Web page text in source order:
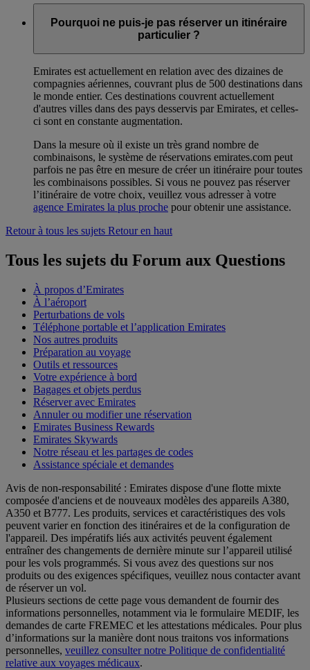
Pourquoi ne puis-je pas réserver un itinéraire
particulier ?
Emirates est actuellement en relation avec des dizaines de
compagnies aériennes, couvrant plus de 500 destinations dans
le monde entier. Ces destinations couvrent actuellement
d'autres villes dans des pays desservis par Emirates, et celles-
ci sont en constante augmentation.
Dans la mesure où il existe un très grand nombre de
combinaisons, le système de réservations emirates.com peut
parfois ne pas être en mesure de créer un itinéraire pour toutes
les combinaisons possibles. Si vous ne pouvez pas réserver
l’itinéraire de votre choix, veuillez vous adresser à votre
agence Emirates la plus proche pour obtenir une assistance.
Retour à tous les sujets Retour en haut
Tous les sujets du Forum aux Questions
À propos d’Emirates
À l’aéroport
Perturbations de vols
Téléphone portable et l’application Emirates
Nos autres produits
Préparation au voyage
Outils et ressources
Votre expérience à bord
Bagages et objets perdus
Réserver avec Emirates
Annuler ou modifier une réservation
Emirates Business Rewards
Emirates Skywards
Notre réseau et les partages de codes
Assistance spéciale et demandes
Avis de non-responsabilité : Emirates dispose d'une flotte mixte
composée d'anciens et de nouveaux modèles des appareils A380,
A350 et B777. Les produits, services et caractéristiques des vols
peuvent varier en fonction des itinéraires et de la configuration de
l'appareil. Des impératifs liés aux activités peuvent également
entraîner des changements de dernière minute sur l’appareil utilisé
pour les vols programmés. Si vous avez des questions sur nos
produits ou des exigences spécifiques, veuillez nous contacter avant
de réserver un vol.
Plusieurs sections de cette page vous demandent de fournir des
informations personnelles, notamment via le formulaire MEDIF, les
demandes de carte FREMEC et les attestations médicales. Pour plus
d’informations sur la manière dont nous traitons vos informations
personnelles, veuillez consulter notre Politique de confidentialité
relative aux voyages médicaux.